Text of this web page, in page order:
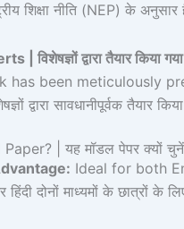
शिक्षा नीति (NEP) के
विशेषज्ञों द्वारा तैयार किया गया
has been meticulously
द्वारा सावधानीपूर्वक तैयार
| यह मॉडल पेपर क्यों
Ideal for both
दोनों माध्यमों के छात्रों के